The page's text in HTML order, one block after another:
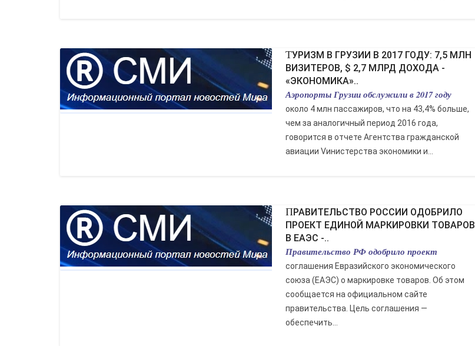
ТУРИЗМ В ГРУЗИИ В 2017 ГОДУ: 7,5 МЛН
ВИЗИТЕРОВ, $ 2,7 МЛРД ДОХОДА -
«ЭКОНОМИКА»..
Аэропорты Грузии обслужили в 2017 году
около 4 млн пассажиров, что на 43,4% больше,
чем за аналогичный период 2016 года,
говорится в отчете Агентства гражданской
авиации Vинистерства экономики и...
ПРАВИТЕЛЬСТВО РОССИИ ОДОБРИЛО
ПРОЕКТ ЕДИНОЙ МАРКИРОВКИ ТОВАРОВ
В ЕАЭС -..
Правительство РФ одобрило проект
соглашения Евразийского экономического
союза (ЕАЭС) о маркировке товаров. Об этом
сообщается на официальном сайте
правительства. Цель соглашения —
обеспечить...